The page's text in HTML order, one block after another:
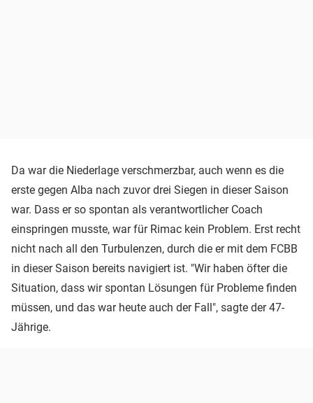
Da war die Niederlage verschmerzbar, auch wenn es die
erste gegen Alba nach zuvor drei Siegen in dieser Saison
war. Dass er so spontan als verantwortlicher Coach
einspringen musste, war für Rimac kein Problem. Erst recht
nicht nach all den Turbulenzen, durch die er mit dem FCBB
in dieser Saison bereits navigiert ist. "Wir haben öfter die
Situation, dass wir spontan Lösungen für Probleme finden
müssen, und das war heute auch der Fall", sagte der 47-
Jährige.